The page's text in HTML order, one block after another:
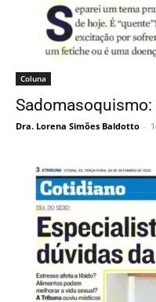
Coluna
Dra. Lorena Simões Baldotto -